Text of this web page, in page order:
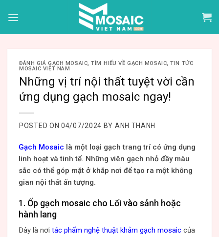
ĐÁNH GIÁ GẠCH MOSAIC,TÌM HIỂU VỀ GẠCH MOSAIC,TIN TỨC
MOSAIC VIỆT NAM
Những vị trí nội thất tuyệt vời cần
ứng dụng gạch mosaic ngay!
POSTED ON 04/07/2024 BY ANH THANH
Gạch Mosaic là một loại gạch trang trí có ứng dụng
linh hoạt và tinh tế. Những viên gạch nhỏ đầy màu
sắc có thể góp mặt ở khắp nơi để tạo ra một không
gian nội thất ấn tượng.
1. Ốp gạch mosaic cho Lối vào sảnh hoặc
hành lang
Đây là nơi tác phẩm nghệ thuật khảm gạch mosaiccủa